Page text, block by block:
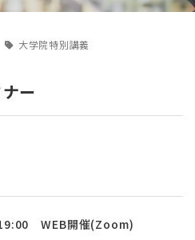
大学院特別講義
ー
WEB開催(Zoom)